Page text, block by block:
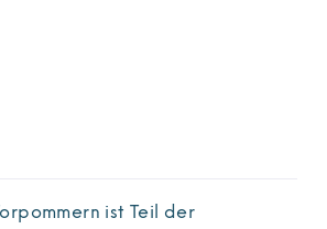
ist Teil der